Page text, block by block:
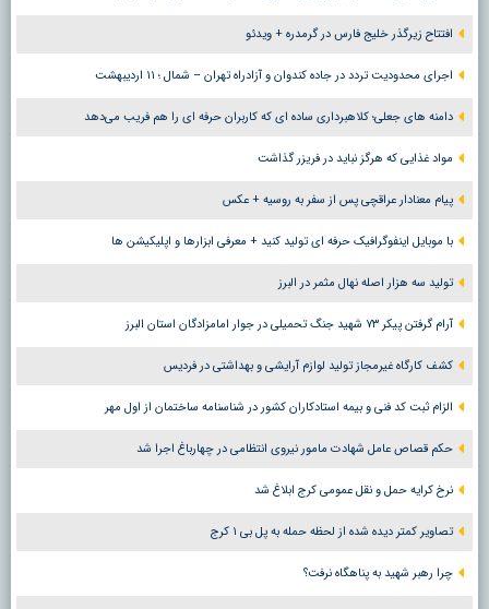
افتتاح زیرگذر خلیج فارس در گرمدره + ویدئو
اجرای محدودیت تردد در جاده کندوان و آزادراه تهران – شمال ؛ ١١ اردیبهشت
دامنه های جعلی؛ کلاهبرداری ساده ای که کاربران حرفه ای را هم فریب می‌دهد
مواد غذایی که هرگز نباید در فریزر گذاشت
پیام معنادار عراقچی پس از سفر به روسیه + عکس
با موبایل اینفوگرافیک حرفه ای تولید کنید + معرفی ابزارها و اپلیکیشن ها
تولید سه هزار اصله نهال مثمر در البرز
آرام گرفتن پیکر ۷۳ شهید جنگ تحمیلی در جوار امامزادگان استان البرز
کشف کارگاه غیرمجاز تولید لوازم آرایشی و بهداشتی در فردیس
الزام ثبت کد فنی و بیمه استادکاران کشور در شناسنامه ساختمان از اول مهر
حکم قصاص عامل شهادت مامور نیروی انتظامی در چهارباغ اجرا شد
نرخ کرایه حمل و نقل عمومی کرج ابلاغ شد
تصاویر کمتر دیده شده از لحظه حمله به پل بی ۱ کرج
چرا رهبر شهید به پناهگاه نرفت؟